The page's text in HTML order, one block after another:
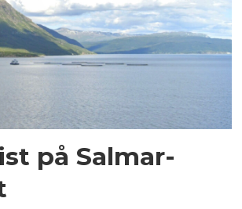
på Salmar-